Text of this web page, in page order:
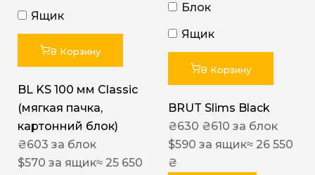
Ящик
В Корзину
BL KS 100 мм Classic
(мягкая пачка,
картонний блок)
₴603 за блок
$570 за ящик≈ 25 650
Блок
Ящик
В Корзину
BRUT Slims Black
₴630 ₴610 за блок
$590 за ящик≈ 26 550
₴